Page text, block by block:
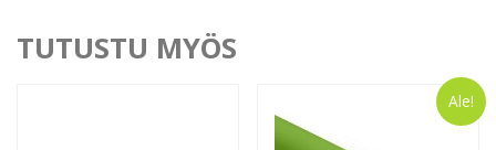
TUTUSTU MYÖS
Ale!